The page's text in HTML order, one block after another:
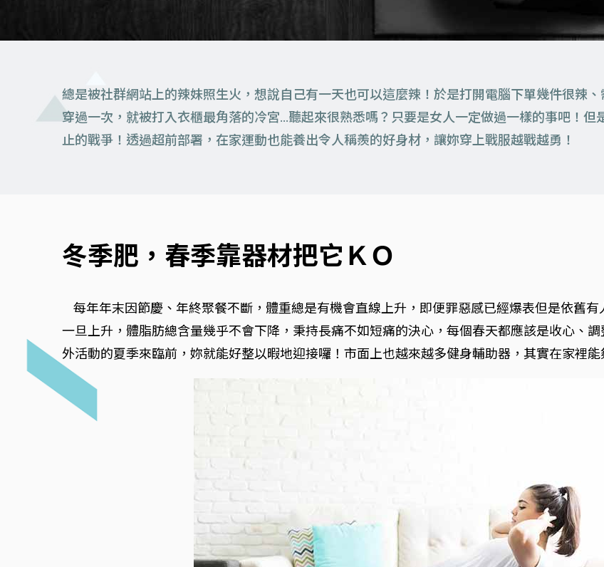
總是被社群網站上的辣妹照生火，想說自己有一天也可以這麼辣！於是打開電腦下單幾件很辣
穿過一次，就被打入衣櫃最角落的冷宮…聽起來很熟悉嗎？只要是女人一定做過一樣的事吧！
止的戰爭！透過超前部署，在家運動也能養出令人稱羨的好身材，讓妳穿上戰服越戰越勇！
冬季肥，春季靠器材把它ＫＯ
每年年末因節慶、年終聚餐不斷，體重總是有機會直線上升，即便罪惡感已經爆表但是依舊
一旦上升，體脂肪總含量幾乎不會下降，秉持長痛不如短痛的決心，每個春天都應該是收心、
外活動的夏季來臨前，妳就能好整以暇地迎接囉！市面上也越來越多健身輔助器，其實在家裡